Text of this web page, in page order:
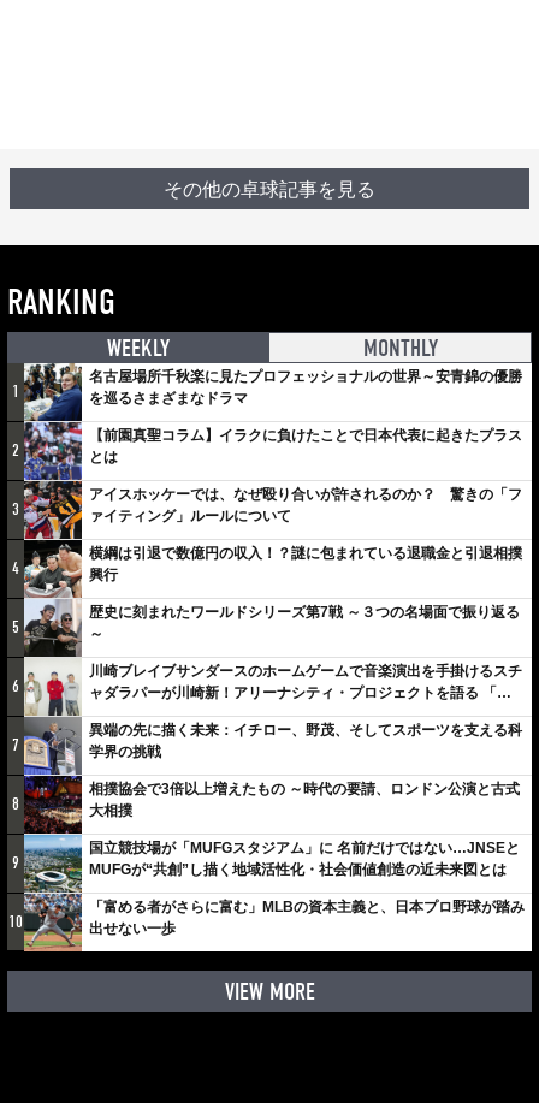
その他の卓球記事を見る
RANKING
WEEKLY MONTHLY
1
名古屋場所千秋楽に見たプロフェッショナルの世界～安青錦の優勝
を巡るさまざまなドラマ
2
【前園真聖コラム】イラクに負けたことで日本代表に起きたプラス
とは
3
アイスホッケーでは、なぜ殴り合いが許されるのか？ 驚きの「フ
ァイティング」ルールについて
4
横綱は引退で数億円の収入！？謎に包まれている退職金と引退相撲
興行
5
歴史に刻まれたワールドシリーズ第7戦 ～３つの名場面で振り返る
～
6
川崎ブレイブサンダースのホームゲームで音楽演出を手掛けるスチ
ャダラパーが川崎新！アリーナシティ・プロジェクトを語る 「楽
しみでしかないでしょ。川崎は、ずっと成長曲線だから」
7
異端の先に描く未来：イチロー、野茂、そしてスポーツを支える科
学界の挑戦
8
相撲協会で3倍以上増えたもの ～時代の要請、ロンドン公演と古式
大相撲
9
国立競技場が「MUFGスタジアム」に 名前だけではない…JNSEと
MUFGが“共創”し描く地域活性化・社会価値創造の近未来図とは
10
「富める者がさらに富む」MLBの資本主義と、日本プロ野球が踏み
出せない一歩
VIEW MORE